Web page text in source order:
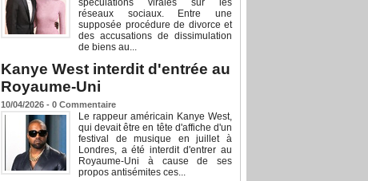
spéculations virales sur les
réseaux sociaux. Entre une
supposée procédure de divorce et
des accusations de dissimulation
de biens au...
Kanye West interdit d'entrée au
Royaume-Uni
10/04/2026 - 0 Commentaire
Le rappeur américain Kanye West,
qui devait être en tête d'affiche d'un
festival de musique en juillet à
Londres, a été interdit d'entrer au
Royaume-Uni à cause de ses
propos antisémites ces...